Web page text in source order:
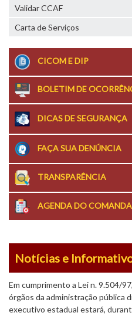
Validar CCAF
Carta de Serviços
CICOM E DIP
BOLETIM DE
DICAS DE SEGURANÇA
FAÇA SUA DENÚNCIA
TRANSPARÊNCIA
AGENDA DO
Notícias e
Em cumprimento a Lei n. 9.504/
órgãos da administração pública
executivo estadual estará,